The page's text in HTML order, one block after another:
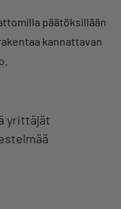
päätöksillään
kannattavan
yrittäjät